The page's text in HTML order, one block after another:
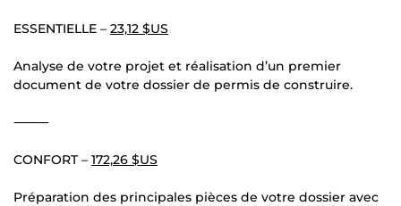
ESSENTIELLE – 23,12 $US
Analyse de votre projet et réalisation d’un premier
document de votre dossier de permis de construire.
⸻
CONFORT – 172,26 $US
Préparation des principales pièces de votre dossier avec